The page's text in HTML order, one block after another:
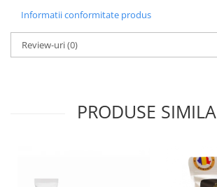
Informatii conformitate produs
Review-uri(0)
PRODUSE